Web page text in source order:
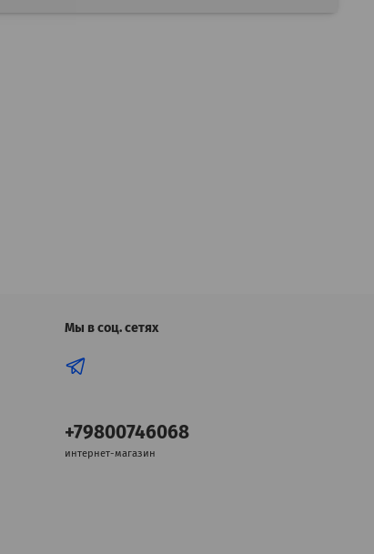
Мы в соц. сетях
+79800746068
интернет-магазин